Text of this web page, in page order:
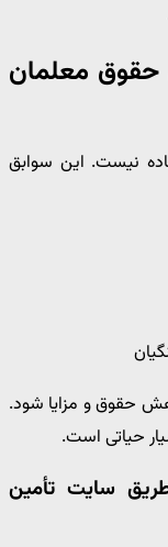
حقوق معلمان
نیست. این سوابق
حقوق و مزایا شود.
حیاتی است.
سایت تأمین